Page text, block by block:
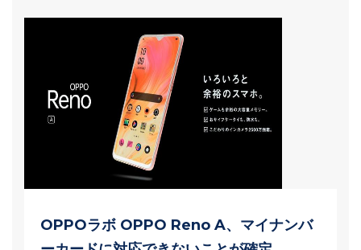
OPPOラボ OPPO Reno A、マイナンバ